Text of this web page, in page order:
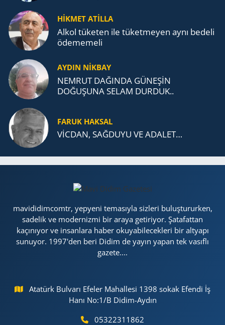
TEŞKİLATI’NA UZANAN MİRASI
HİKMET ATİLLA
Alkol tü­ke­ten ile tü­ket­me­yen aynı be­de­li
öde­me­me­li
AYDIN NİKBAY
NEMRUT DAĞINDA GÜNEŞİN
DOĞUŞUNA SELAM DURDUK..
FARUK HAKSAL
VİCDAN, SAĞ­DU­YU VE ADA­LET…
mavididimcomtr, yepyeni temasıyla sizleri buluştururken,
sadelik ve modernizmi bir araya getiriyor. Şatafattan
kaçınıyor ve insanlara haber okuyabilecekleri bir altyapı
sunuyor. 1997'den beri Didim de yayın yapan tek vasıflı
gazete....
Atatürk Bulvarı Efeler Mahallesi 1398 sokak Efendi İş
Hanı No:1/B Didim-Aydın
05322311862